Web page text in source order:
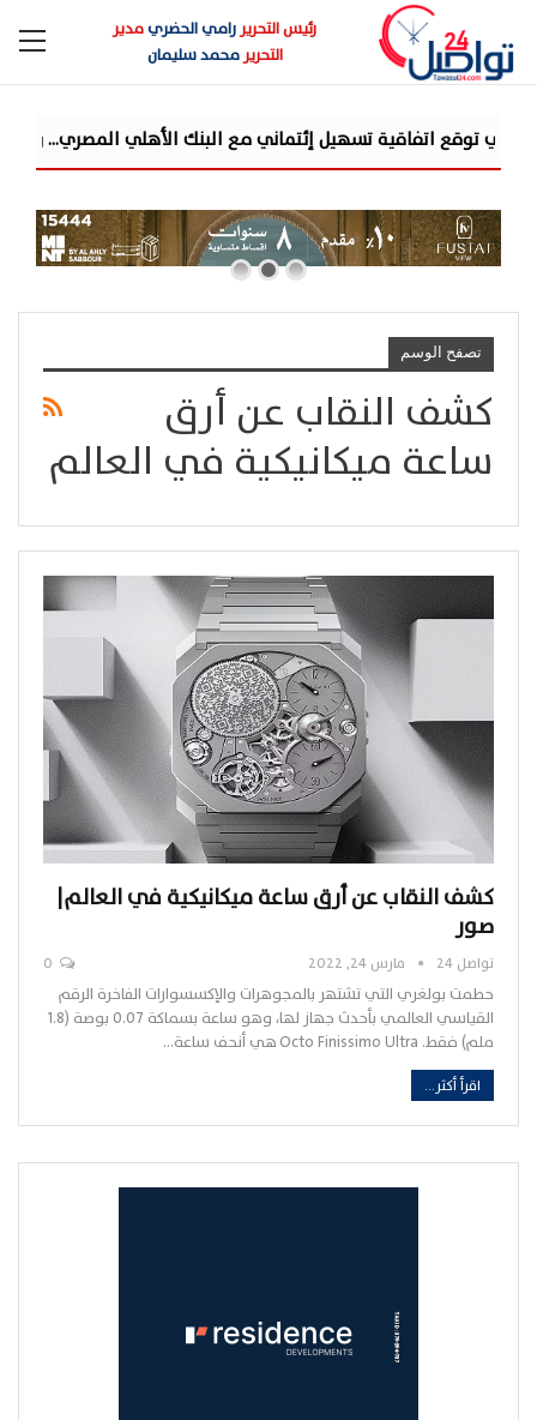
رئيس التحريررامي الحضريمدير
التحريرمحمد سليمان
اتفاقية تسهيل إئتماني مع البنك الأهلي المصري... وتستهدف محفظة
تصفح الوسم
كشف النقاب عن أرق
ساعة ميكانيكية في العالم
كشف النقاب عن أرق ساعة ميكانيكية في العالم|
صور
تواصل 24 مارس 24, 2022
حطمت بولغري التي تشتهر بالمجوهرات والإكسسوارات الفاخرة الرقم
القياسي العالمي بأحدث جهاز لها، وهو ساعة بسماكة 0.07 بوصة (1.8
ملم) فقط. Octo Finissimo Ultra هي أنحف ساعة…
اقرأ أكثر...